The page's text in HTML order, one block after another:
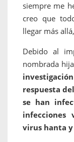
siempre me
creo que
llegar más
Debido al
nombrada
respuesta
se han
infecciones
virus hanta y